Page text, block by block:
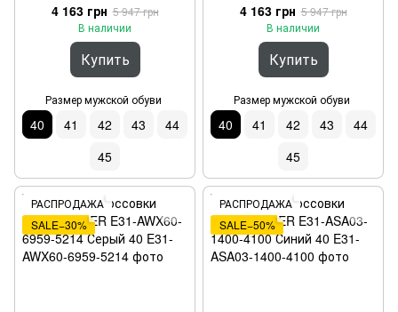
1400-1000 Черный 40
4 163 грн 5 947 грн
В наличии
Купить
Размер мужской обуви
40 41 42 43
44
45
1059-1010 Черный 40
4 163 грн 5 947 грн
В наличии
Купить
Размер мужской обуви
40 41 42 43
44
45
РАСПРОДАЖА
SALE−30%
РАСПРОДАЖА
SALE−50%